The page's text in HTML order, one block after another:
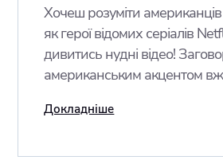
Хочеш розуміти
як герої відомих серіалів
дивитись нудні відео!
американським акцентом
Докладніше